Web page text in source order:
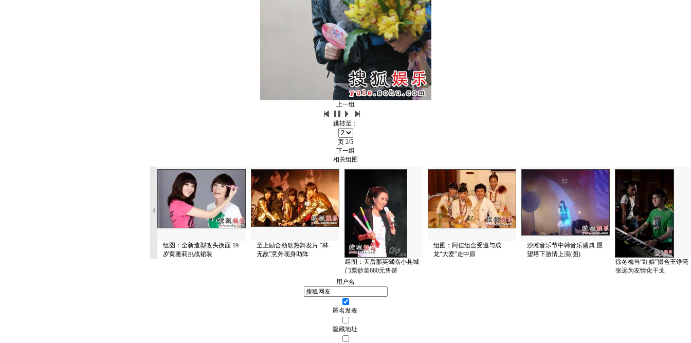
上一组
跳转至：
页 2/5
下一组
相关组图
组图：全新造型改头换面 19
岁黄雅莉挑战裙装
至上励合劲歌热舞发片 “林
无敌”意外现身助阵
组图：天后那英驾临小县城
门票炒至680元售罄
组图：阿佳组合受邀与成
龙“大爱”走中原
沙滩音乐节中韩音乐盛典 愿
望塔下激情上演(图)
徐冬梅当“红娘”撮合王铮亮
张远为友情化干戈
用户名
匿名发表
隐藏地址